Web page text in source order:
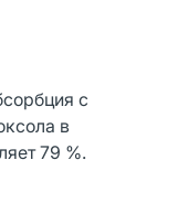
с
в
79 %.